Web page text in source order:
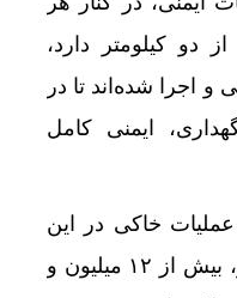
می‌روند؟/ رونمایی از
رستوران‌ها و مراکز
۱۸ پرو رونمایی می‌شود
دو کیلومتر دارد،
اجرا شده‌اند تا در
ایمنی کامل
خاکی در این
پروژه بیان کرد: در کل مسیر، بیش از ۱۲ میلیون و